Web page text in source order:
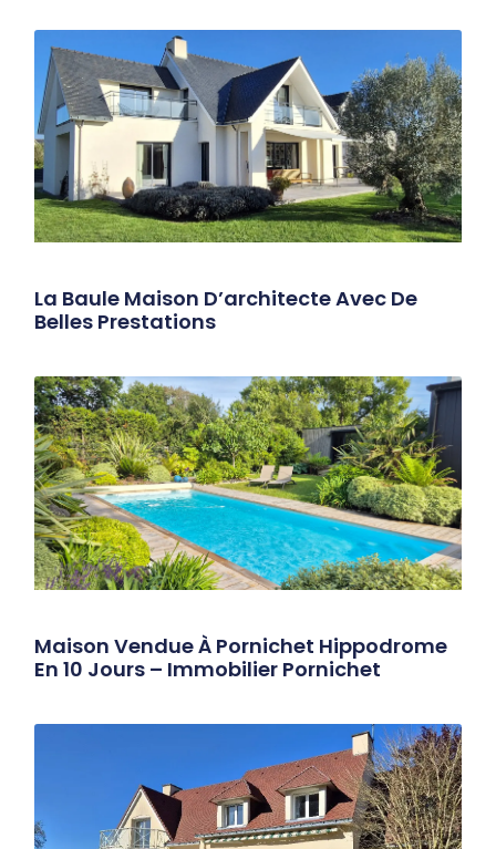
La Baule Maison D’architecte Avec De
Belles Prestations
Maison Vendue À Pornichet Hippodrome
En 10 Jours – Immobilier Pornichet